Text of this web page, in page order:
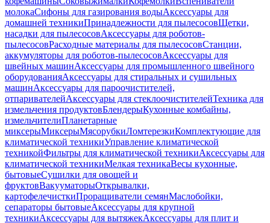
молокаСифоны для газирования водыАксессуары для
домашней техникиПринадлежности для пылесосовЩетки,
насадки для пылесосовАксессуары для роботов-
пылесосовРасходные материалы для пылесосовСтанции,
аккумуляторы для роботов-пылесосовАксессуары для
швейных машинАксессуары для промышленного швейного
оборудованияАксессуары для стиральных и сушильных
машинАксессуары для пароочистителей,
отпаривателейАксессуары для стеклоочистителейТехника для
измельчения продуктовБлендерыКухонные комбайны,
измельчителиПланетарные
миксерыМиксерыМясорубкиЛомтерезкиКомплектующие для
климатической техникиУправление климатической
техникойФильтры для климатической техникиАксессуары для
климатической техникиМелкая техникаВесы кухонные,
бытовыеСушилки для овощей и
фруктовВакууматорыОткрывалки,
картофелечисткиПроращиватели семянМаслобойки,
сепараторы бытовыеАксессуары для крупной
техникиАксессуары для вытяжекАксессуары для плит и